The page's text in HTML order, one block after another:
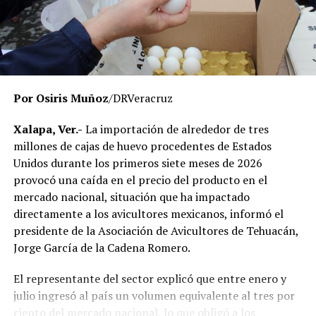
El Gobierno del Estado ha reiterado que las
investigaciones se desarrollan con apego a la ley y
respetando el debido proceso, por lo que hasta el
momento no existe una determinación definitiva sobre
responsabilidades individuales.
señalaron que un grupo de profesores ha manifestado
su inconformidad con el proceso de revisión, al
considerar que las investigaciones podrían afectar
intereses al interior de la institución.
De acuerdo con esos testimonios, el grupo identificado
comoMovimiento Estatal UPAV, integrado
públicamente por Verónica Sánchez Ramos, Mauricio
Ivette Lara Barradas, Roberto Ibáñez y Carlos Enrique
Sierra, ha cuestionado las acciones emprendidas por las
autoridades universitarias y estatales.
Por Osiris Muñoz/DRVeracruz
Xalapa, Ver.- La importación de alrededor de tres
millones de cajas de huevo procedentes de Estados
Unidos durante los primeros siete meses de 2026
provocó una caída en el precio del producto en el
mercado nacional, situación que ha impactado
directamente a los avicultores mexicanos, informó el
presidente de la Asociación de Avicultores de Tehuacán,
Jorge García de la Cadena Romero.
El representante del sector explicó que entre enero y
julio ingresó al país un volumen equivalente al tres por
ciento del mercado nacional, lo que obligó a los